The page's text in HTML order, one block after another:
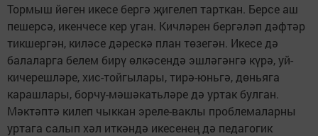
Тормыш йөген икесе бергә җигелеп тарткан. Берсе аш
пешерсә, икенчесе кер уган. Кичләрен бергәләп дәфтәр
тикшергән, киләсе дәрескә план төзегән. Икесе дә
балаларга белем бирү өлкәсендә эшләгәнгә күрә, уй-
кичереш­ләре, хис-тойгылары, тирә-юньгә, дөнь­яга
карашлары, борчу-мәшәкатьләре дә уртак булган.
Мәктәптә килеп чыккан эреле-ваклы проблемаларны
уртага салып хәл иткәндә икесенең дә педагогик